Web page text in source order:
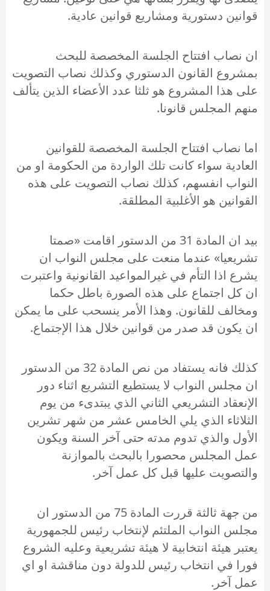
قوانين دستورية ومشاريع قوانين عادية.
ان نصاب افتتاح الجلسة المخصصة للبحث
بمشروع القانون الدستوري وكذلك نصاب التصويت
على هذا المشروع هو ثلثا عدد الأعضاء الذين يتألف
منهم المجلس قانونا.
اما نصاب افتتاح الجلسة المخصصة للقوانين
العادية سواء كانت تلك الواردة من الحكومة او من
النواب انفسهم، كذلك نصاب التصويت على هذه
القوانين هو الأغلبية المطلقة.
بيد ان المادة 31 من الدستور اقامت «صمتا
تشريعيا» عندما منعت على مجلس النواب ان
يشرع اذا التأم في غيرالمواعيد القانونية واعتبرت
ان كل اجتماع على هذه الصورة باطل حكما
ومخالف للقانون. وهذا الأمر ينسحب على ما يمكن
ان يكون قد صدر من قوانين خلال هذا الإجتماع.
كذلك فانه يستفاد من نص المادة 32 من الدستور
ان مجلس النواب لا يستطيع التشريع اثناء دور
الإنعقاد التشريعي الثاني الذي يبتدىء من يوم
الثلاثاء الذي يلي الخامس عشر من شهر تشرين
الأول والذي تدوم مدته حتى آخر السنة ويكون
عمل المجلس محصورا بالبحث بالموازنة
والتصويت عليها قبل كل عمل آخر.
من جهة ثالثة قررت المادة 75 من الدستور ان
مجلس النواب الملتئم لإنتخاب رئيس للجمهورية
يعتبر هيئة انتخابية لا هيئة تشريعية وعليه الشروع
فورا في انتخاب رئيس للدولة دون مناقشة او اي
عمل آخر.